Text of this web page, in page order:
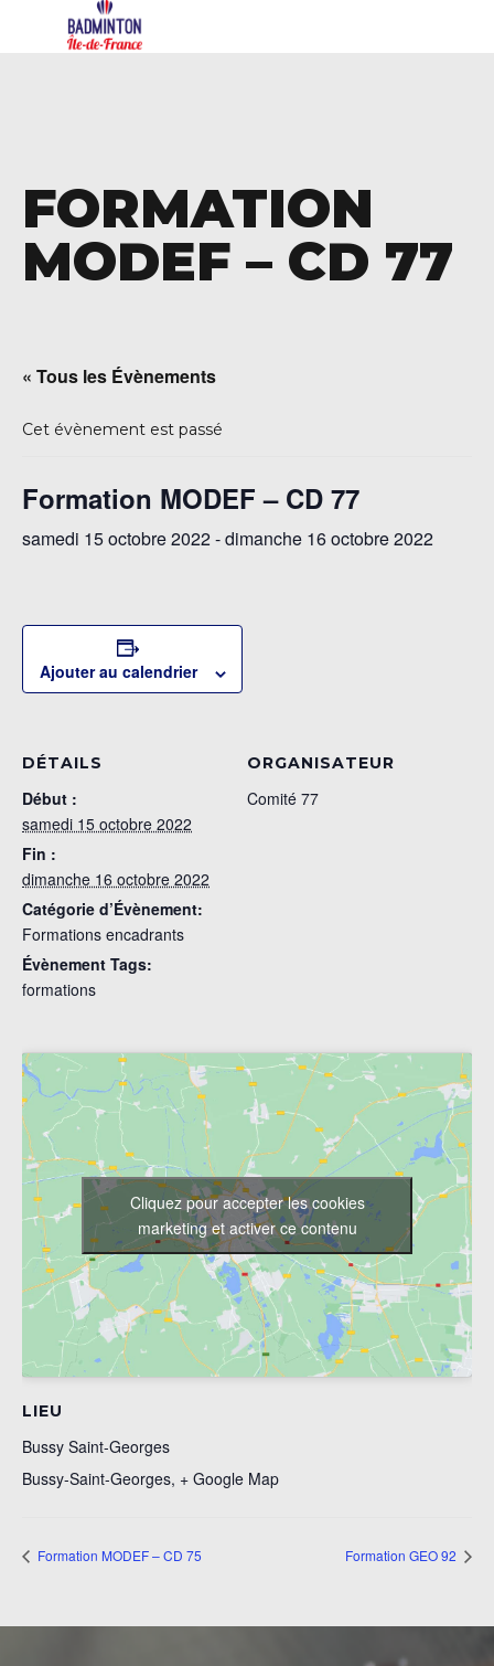
FORMATION
MODEF – CD 77
« Tous les Évènements
Cet évènement est passé
Formation MODEF – CD 77
samedi 15 octobre 2022-dimanche 16 octobre 2022
Ajouter au calendrier
DÉTAILS
Début :
samedi 15 octobre 2022
Fin :
dimanche 16 octobre 2022
Catégorie d’Évènement:
Formations encadrants
Évènement Tags:
formations
ORGANISATEUR
Comité 77
LIEU
Bussy Saint-Georges
Bussy-Saint-Georges, + Google Map
Cliquez pour accepter les cookies
marketing et activer ce contenu
Formation MODEF – CD 75 Formation GEO 92